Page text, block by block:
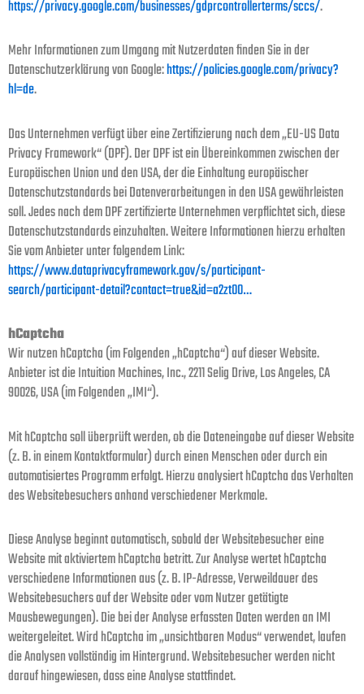
https://privacy.google.com/businesses/gdprcontrollerterms/sccs/.
Mehr Informationen zum Umgang mit Nutzerdaten finden Sie in der
Datenschutzerklärung von Google:https://policies.google.com/privacy?
hl=de.
Das Unternehmen verfügt über eine Zertifizierung nach dem „EU-US Data
Privacy Framework“ (DPF). Der DPF ist ein Übereinkommen zwischen der
Europäischen Union und den USA, der die Einhaltung europäischer
Datenschutzstandards bei Datenverarbeitungen in den USA gewährleisten
soll. Jedes nach dem DPF zertifizierte Unternehmen verpflichtet sich, diese
Datenschutzstandards einzuhalten. Weitere Informationen hierzu erhalten
Sie vom Anbieter unter folgendem Link:
https://www.dataprivacyframework.gov/s/participant-
search/participant-detail?contact=true&id=a2zt00…
hCaptcha
Wir nutzen hCaptcha (im Folgenden „hCaptcha“) auf dieser Website.
Anbieter ist die Intuition Machines, Inc., 2211 Selig Drive, Los Angeles, CA
90026, USA (im Folgenden „IMI“).
Mit hCaptcha soll überprüft werden, ob die Dateneingabe auf dieser Website
(z. B. in einem Kontaktformular) durch einen Menschen oder durch ein
automatisiertes Programm erfolgt. Hierzu analysiert hCaptcha das Verhalten
des Websitebesuchers anhand verschiedener Merkmale.
Diese Analyse beginnt automatisch, sobald der Websitebesucher eine
Website mit aktiviertem hCaptcha betritt. Zur Analyse wertet hCaptcha
verschiedene Informationen aus (z. B. IP-Adresse, Verweildauer des
Websitebesuchers auf der Website oder vom Nutzer getätigte
Mausbewegungen). Die bei der Analyse erfassten Daten werden an IMI
weitergeleitet. Wird hCaptcha im „unsichtbaren Modus“ verwendet, laufen
die Analysen vollständig im Hintergrund. Websitebesucher werden nicht
darauf hingewiesen, dass eine Analyse stattfindet.